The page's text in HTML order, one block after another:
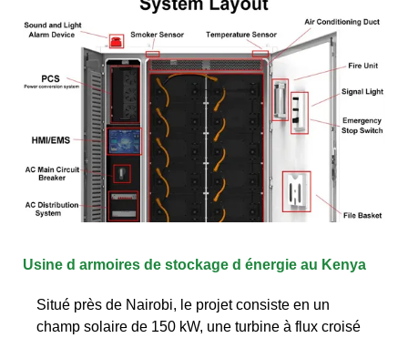
Usine d armoires de stockage d énergie au Kenya
Situé près de Nairobi, le projet consiste en un
champ solaire de 150 kW, une turbine à flux croisé